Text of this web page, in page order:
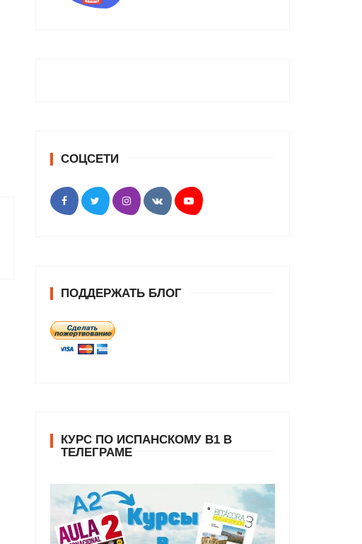
СОЦСЕТИ
ПОДДЕРЖАТЬ БЛОГ
КУРС ПО ИСПАНСКОМУ В1 В
ТЕЛЕГРАМЕ